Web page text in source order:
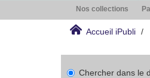
Nos collections
Accueil iPubli
Chercher dans le